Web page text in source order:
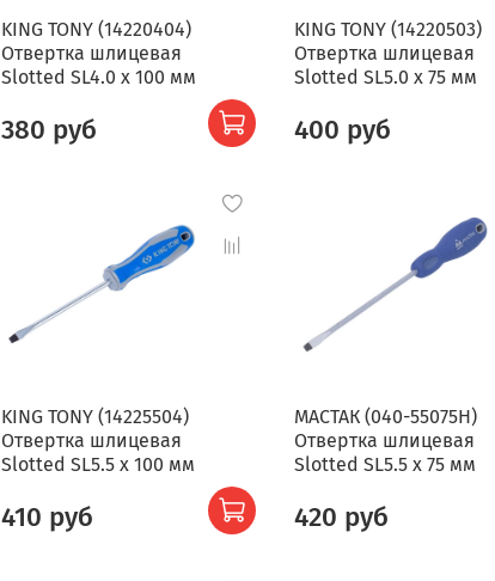
KING TONY (14220404)
Отвертка шлицевая
Slotted SL4.0 x 100 мм
380 руб
KING TONY (14220503)
Отвертка шлицевая
Slotted SL5.0 x 75 мм
400 руб
KING TONY (14225504)
Отвертка шлицевая
Slotted SL5.5 x 100 мм
410 руб
МАСТАК (040-55075H)
Отвертка шлицевая
Slotted SL5.5 x 75 мм
420 руб